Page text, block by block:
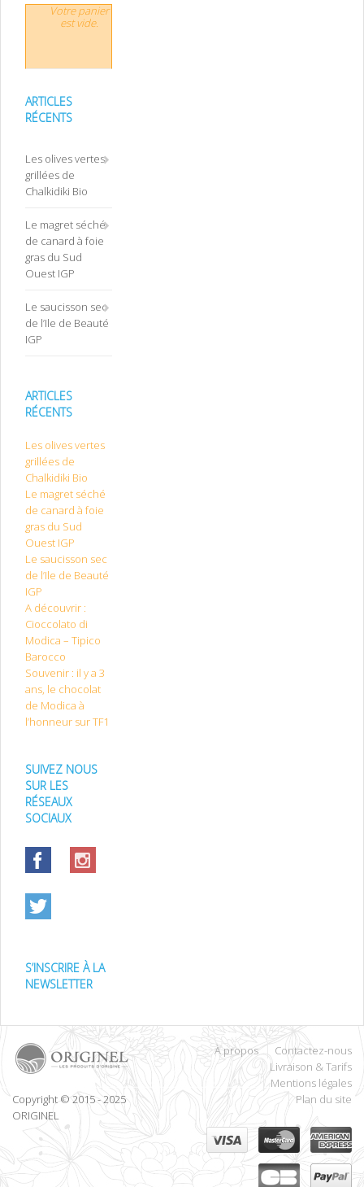
Votre panier
est vide.
ARTICLES
RÉCENTS
Les olives vertes
grillées de
Chalkidiki Bio
Le magret séché
de canard à foie
gras du Sud
Ouest IGP
Le saucisson sec
de l’Ile de Beauté
IGP
ARTICLES
RÉCENTS
Les olives vertes
grillées de
Chalkidiki Bio
Le magret séché
de canard à foie
gras du Sud
Ouest IGP
Le saucisson sec
de l’Ile de Beauté
IGP
A découvrir :
Cioccolato di
Modica – Tipico
Barocco
Souvenir : il y a 3
ans, le chocolat
de Modica à
l’honneur sur TF1
SUIVEZ NOUS
SUR LES
RÉSEAUX
SOCIAUX
S’INSCRIRE À LA
NEWSLETTER
Copyright © 2015 - 2025
ORIGINEL
À propos
Contactez-nous
Livraison & Tarifs
Mentions légales
Plan du site